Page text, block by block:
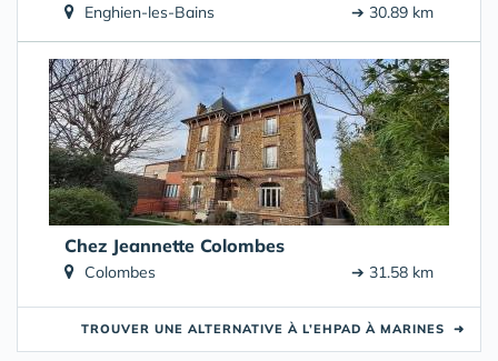
Enghien-les-Bains ➔ 30.89 km
Chez Jeannette Colombes
Colombes ➔ 31.58 km
TROUVER UNE ALTERNATIVE À L’EHPAD À MARINES ➜